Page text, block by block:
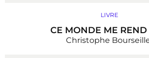
LIVRE
CE MONDE ME REND
Christophe